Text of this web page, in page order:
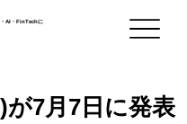
・AI・FinTechに
7月7日に発表